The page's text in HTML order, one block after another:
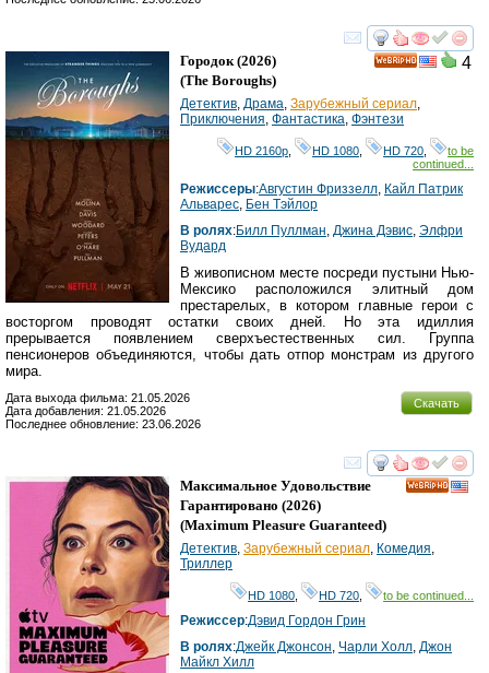
смотреть
4
Городок (2026)
(The Boroughs)
Детектив Драма Зарубежный сериал
Приключения Фантастика Фэнтези
HD 2160р HD 1080 HD 720
to be
continued...
Режиссеры:Августин Фриззелл Кайл Патрик
Альварес Бен Тэйлор
В ролях:Билл Пуллман Джина Дэвис Элфри
Вудард
В живописном месте посреди пустыни Нью-
Мексико расположился элитный дом
престарелых, в котором главные герои с
восторгом проводят остатки своих дней. Но эта идиллия
прерывается появлением сверхъестественных сил. Группа
пенсионеров объединяются, чтобы дать отпор монстрам из другого
мира.
Скачать
Дата выхода фильма: 21.05.2026
Дата добавления: 21.05.2026
Последнее обновление: 23.06.2026
смотреть
Максимальное Удовольствие
Гарантировано (2026)
(Maximum Pleasure Guaranteed)
Детектив Зарубежный сериал Комедия
Триллер
HD 1080 HD 720 to be continued...
Режиссер:Дэвид Гордон Грин
В ролях:Джейк Джонсон Чарли Холл Джон
Майкл Хилл